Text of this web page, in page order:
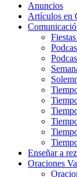
Anuncios
Artículos en
Enseñar a
Oraciones